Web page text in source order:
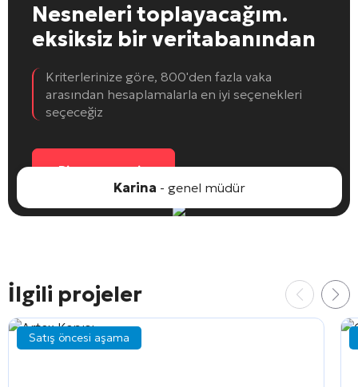
Nesneleri toplayacağım.
eksiksiz bir veritabanından
Kriterlerinize göre, 800'den fazla vaka
arasından hesaplamalarla en iyi seçenekleri
seçeceğiz
Bir nesne seçin
Karina - genel müdür
İlgili projeler
Satış öncesi aşama